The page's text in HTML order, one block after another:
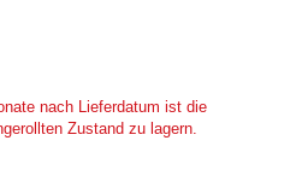
nach Lieferdatum ist die
Zustand zu lagern.